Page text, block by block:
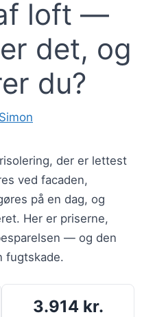
loft —
det, og
du?
Simon
der er lettest
ved facaden,
på en dag, og
Her er priserne,
— og den
fugtskade.
3.914 kr.